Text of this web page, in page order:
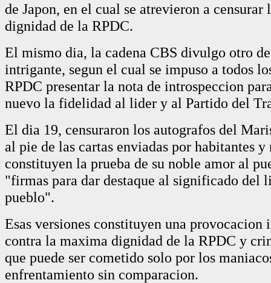
de Japon, en el cual se atrevieron a censurar
dignidad de la RPDC.
El mismo dia, la cadena CBS divulgo otro
intrigante, segun el cual se impuso a todos
RPDC presentar la nota de introspeccion
nuevo la fidelidad al lider y al Partido del
El dia 19, censuraron los autografos del
al pie de las cartas enviadas por habitantes y
constituyen la prueba de su noble amor al
"firmas para dar destaque al significado del
pueblo".
Esas versiones constituyen una provocacion
contra la maxima dignidad de la RPDC y
que puede ser cometido solo por los
enfrentamiento sin comparacion.